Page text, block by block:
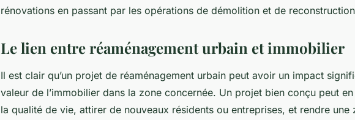
rénovations en passant par les opérations de démolition et de
Le lien entre réaménagement urbain et immobilier
Il est clair qu’un projet de réaménagement urbain peut avoir un impact
valeur de l’immobilier dans la zone concernée. Un projet bien conçu peut
la qualité de vie, attirer de nouveaux résidents ou entreprises, et rendre une